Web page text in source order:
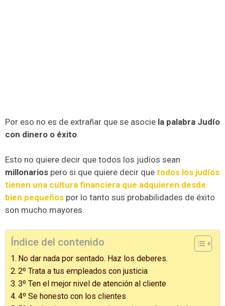
Por eso no es de extrañar que se asocie la palabra Judío
con dinero o éxito.
Esto no quiere decir que todos los judíos sean
millonarios pero si que quiere decir que todos los judíos
tienen una cultura financiera que adquieren desde
bien pequeños por lo tanto sus probabilidades de éxito
son mucho mayores.
Índice del contenido
No dar nada por sentado. Haz los deberes.
2º Trata a tus empleados con justicia
3º Ten el mejor nivel de atención al cliente
4º Se honesto con los clientes